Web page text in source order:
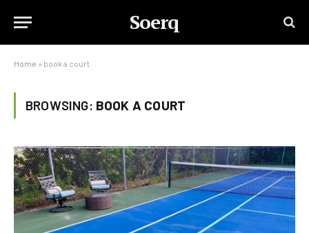
Soerq
Home » book a court
BROWSING: BOOK A COURT